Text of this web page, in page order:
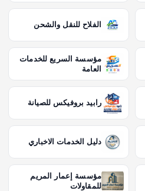
الفلاح للنقل والشحن
مؤسسة السريع للخدمات
العامة
رابيد بروفيكس للصيانة
دليل الخدمات الاخباري
مؤسسة إعمار المريم
للمقاولات